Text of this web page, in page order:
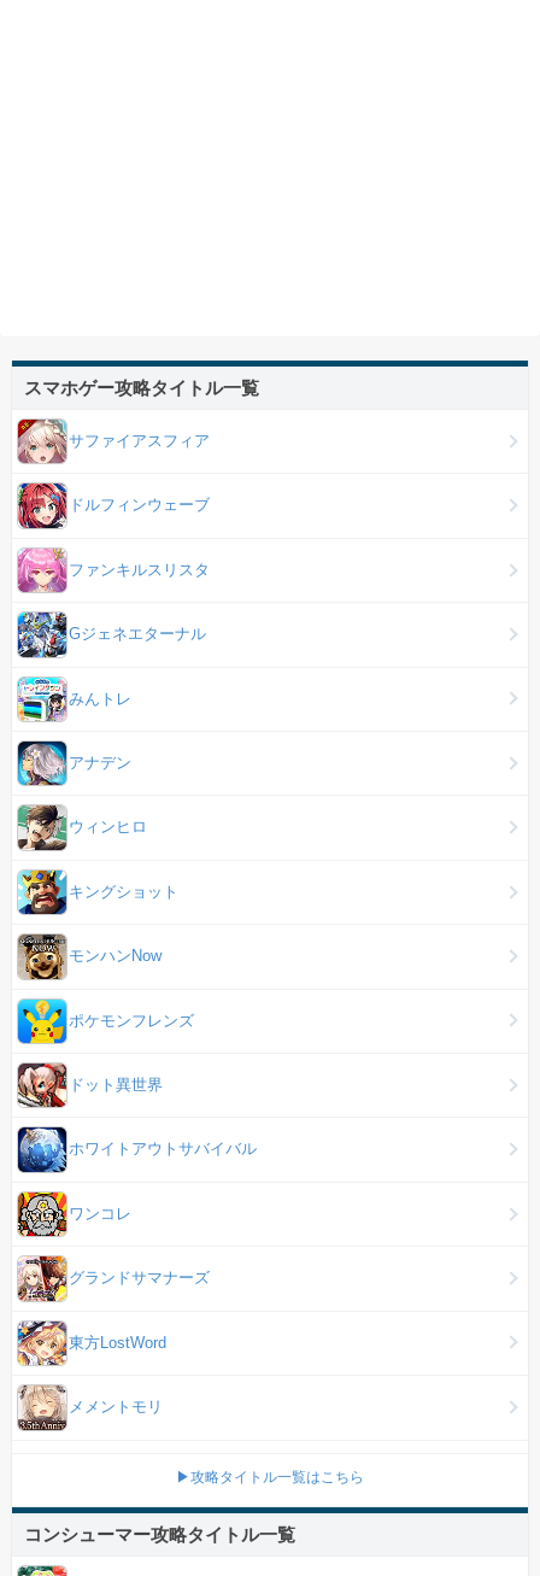
スマホゲー攻略タイトル一覧
サファイアスフィア
ドルフィンウェーブ
ファンキルスリスタ
Gジェネエターナル
みんトレ
アナデン
ウィンヒロ
キングショット
モンハンNow
ポケモンフレンズ
ドット異世界
ホワイトアウトサバイバル
ワンコレ
グランドサマナーズ
東方LostWord
メメントモリ
▶攻略タイトル一覧はこちら
コンシューマー攻略タイトル一覧